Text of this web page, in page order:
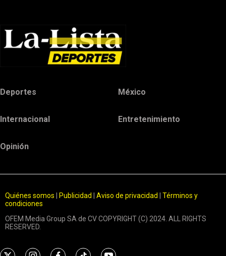
Deportes México
Internacional Entretenimiento
Opinión
Quiénes somos Publicidad Aviso de privacidad
Términos y
condiciones
OFEM Media Group SA de CV COPYRIGHT (C) 2024. ALL RIGHTS
RESERVED.